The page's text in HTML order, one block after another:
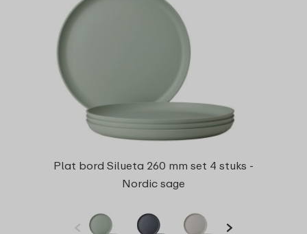
Plat bord Silueta 260 mm set 4 stuks -
Nordic sage